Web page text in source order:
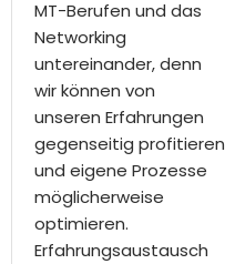
MT-Berufen und das
Networking
untereinander, denn
wir können von
unseren Erfahrungen
gegenseitig profitieren
und eigene Prozesse
möglicherweise
optimieren.
Erfahrungsaustausch